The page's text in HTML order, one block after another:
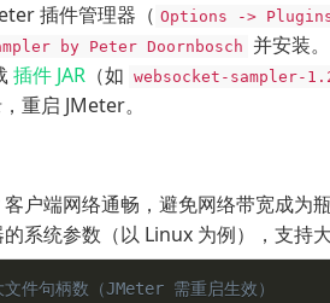
插件管理器（ Options ->
by Peter Doornbosch 并安装。
插件 JAR （如 websocket-sampler-
重启 JMeter。
户端网络通畅，避免网络带宽成为瓶
系统参数（以 Linux 为例），支持
件句柄数（JMeter 需重启生效）